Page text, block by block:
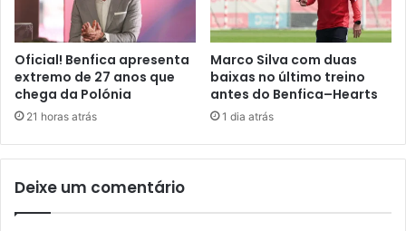
Oficial! Benfica apresenta
extremo de 27 anos que
chega da Polónia
21 horas atrás
Marco Silva com duas
baixas no último treino
antes do Benfica–Hearts
1 dia atrás
Deixe um comentário